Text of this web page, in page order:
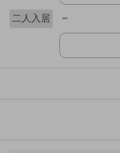
二人入居 －